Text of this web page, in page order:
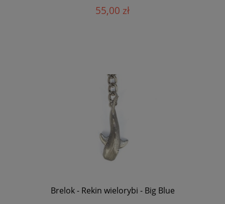
55,00 zł
Brelok - Rekin wielorybi - Big Blue